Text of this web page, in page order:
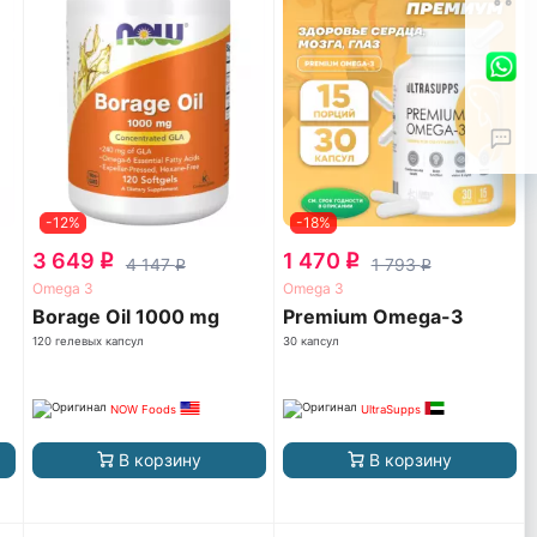
-12%
3 649 q 4 147q
Omega 3
Borage Oil 1000 mg
120 гелевых капсул
NOW Foods
В корзину
-18%
1 470 q 1 793q
Omega 3
Premium Omega-3
30 капсул
UltraSupps
В корзину